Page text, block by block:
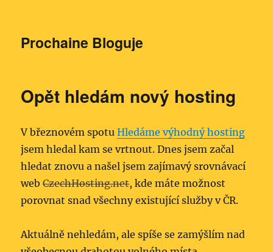
Prochaine Bloguje
Opět hledám nový hosting
V březnovém spotuHledáme výhodný hosting
jsem hledal kam se vrtnout. Dnes jsem začal
hledat znovu a našel jsem zajímavý srovnávací
webCzechHosting.net, kde máte možnost
porovnat snad všechny existující služby v ČR.
Aktuálně nehledám, ale spíše se zamýšlím nad